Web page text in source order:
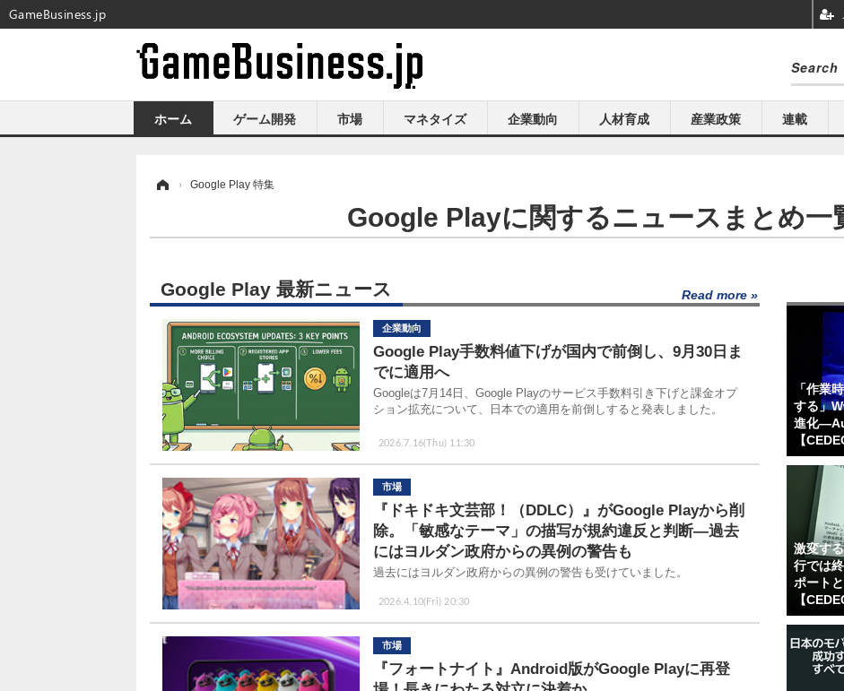
ホーム ゲーム開発 市場 マネタイズ 企業動向 人材育成 産業政策 連載
› Google Play 特集
Google Playに関するニュースまとめ一
Google Play 最新ニュース Read more
企業動向
2026.7.16(Thu) 11:30
Google Play手数料値下げが国内で前倒し、9月30日ま
でに適用へ
Googleは7月14日、Google Playのサービス手数料引き下げと課金オプ
ション拡充について、日本での適用を前倒しすると発表しました。
市場
2026.4.10(Fri) 20:30
『ドキドキ文芸部！（DDLC）』がGoogle Playから削
除。「敏感なテーマ」の描写が規約違反と判断―過去
にはヨルダン政府からの異例の警告も
過去にはヨルダン政府からの異例の警告も受けていました。
市場
『フォートナイト』Android版がGoogle Playに再登
「作業
する」
進化
【
激変す
行では
ポート
【
GameBusiness.jp